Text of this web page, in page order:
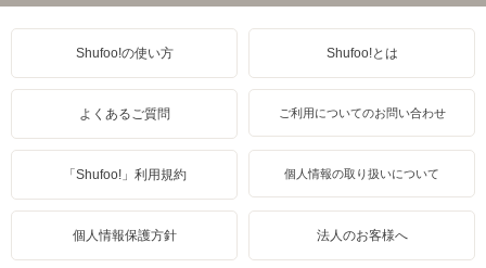
Shufoo!の使い方 Shufoo!とは
よくあるご質問 ご利用についてのお問い合わせ
「Shufoo!」利用規約 個人情報の取り扱いについて
個人情報保護方針 法人のお客様へ